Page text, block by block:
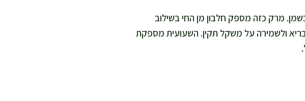
מרק כזה מספק חלבון מן החי בשילוב
ולשמירה על משקל תקין. השעועית מספקת